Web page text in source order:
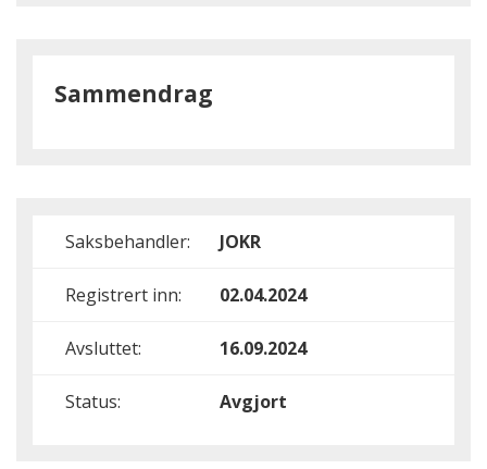
Sammendrag
Saksbehandler: JOKR
Registrert inn: 02.04.2024
Avsluttet: 16.09.2024
Status: Avgjort